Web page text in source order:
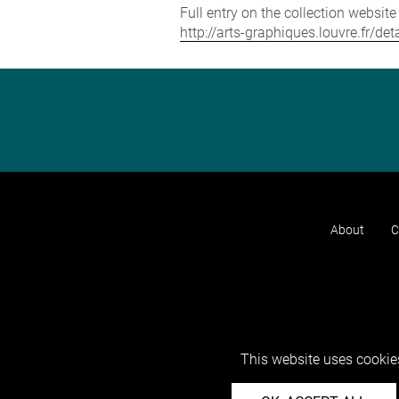
Full entry on the collection
http://arts-graphiques.louvre.fr/
About
This website uses